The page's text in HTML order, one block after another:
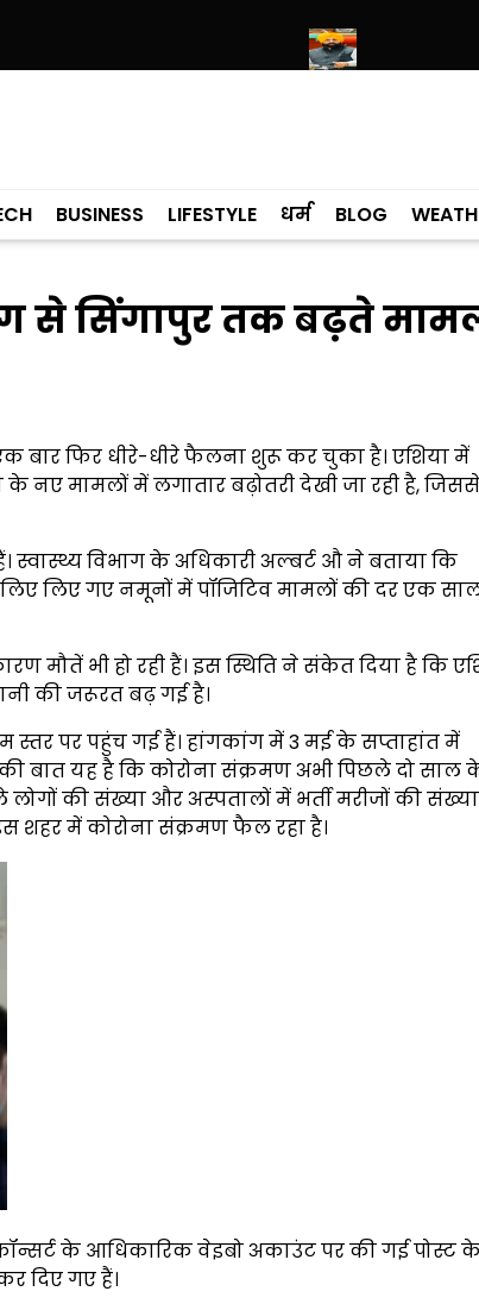
साहिब में उमड़ा श्रद्धालुओं का सैलाब
BUSINESS LIFESTYLE धर्म BLOG
से सिंगापुर तक बढ़ते
बार फिर धीरे-धीरे फैलना शुरू कर चुका है। एशिया में
नए मामलों में लगातार बढ़ोतरी देखी जा रही है, जिससे
विभाग के अधिकारी अल्बर्ट औ ने बताया कि
लिए गए नमूनों में पॉजिटिव मामलों की दर एक
मौतें भी हो रही हैं। इस स्थिति ने संकेत दिया है कि
की जरूरत बढ़ गई है।
पर पहुंच गई हैं। हांगकांग में 3 मई के सप्ताहांत में
की बात यह है कि कोरोना संक्रमण अभी पिछले दो साल
की संख्या और अस्पतालों में भर्ती मरीजों की
शहर में कोरोना संक्रमण फैल रहा है।
के आधिकारिक वेइबो अकाउंट पर की गई पोस्ट
दिए गए हैं।